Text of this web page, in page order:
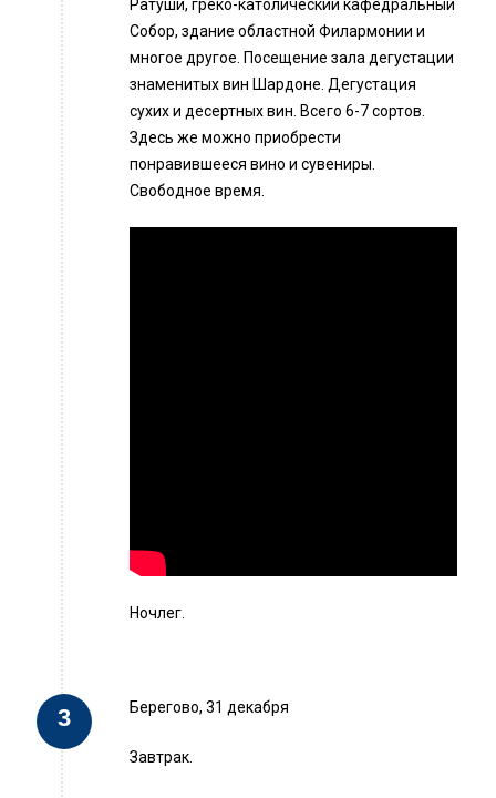
Ратуши, греко-католический кафедральный
Собор, здание областной Филармонии и
многое другое. Посещение зала дегустации
знаменитых вин Шардоне. Дегустация
сухих и десертных вин. Всего 6-7 сортов.
Здесь же можно приобрести
понравившееся вино и сувениры.
Свободное время.
Ночлег.
Берегово, 31 декабря
Завтрак.